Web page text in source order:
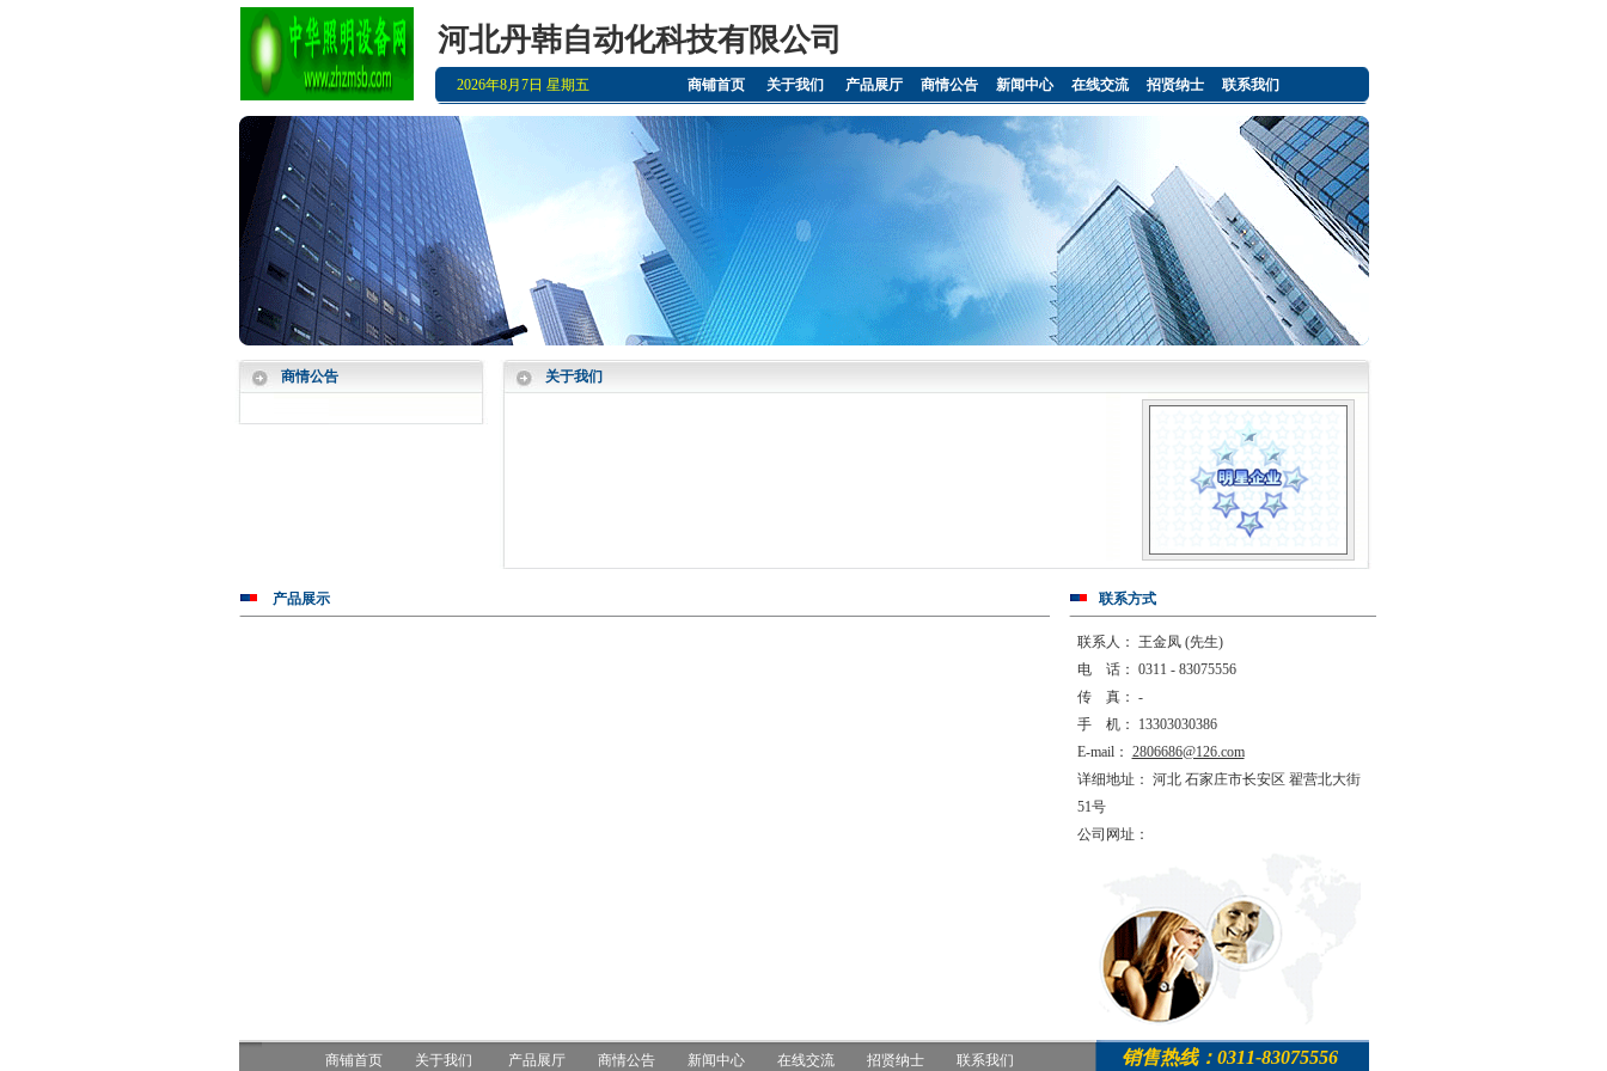
河北丹韩自动化科技有限公司
2026年8月7日 星期五 商铺首页 关于我们 产品展厅 商情公告 新闻中心 在线交流 招贤纳士 联系我们
商情公告 关于我们
产品展示 联系方式
联系人： 王金凤 (先生)
电 话： 0311 - 83075556
传 真： -
手 机： 13303030386
E-mail： 2806686@126.com
详细地址： 河北 石家庄市长安区 翟营北大街
51号
公司网址：
商铺首页 关于我们 产品展厅 商情公告 新闻中心 在线交流 招贤纳士 联系我们 销售热线：0311-83075556